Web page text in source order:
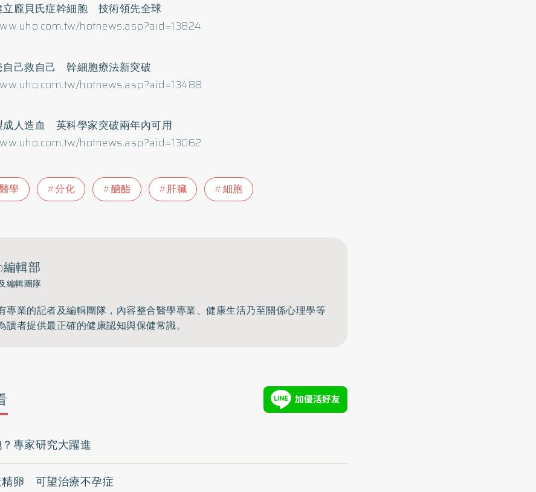
立龐貝氏症幹細胞 技術領先全球
hotnews.asp?aid=13824
自己救自己 幹細胞療法新突破
hotnews.asp?aid=13488
成人造血 英科學家突破兩年內可用
hotnews.asp?aid=13062
學 分化 醣酯 肝臟 細胞
輯部
編輯團隊
專業的記者及編輯團隊，內容整合醫學專業、健康生活乃至關係心理學等
讀者提供最正確的健康認知與保健常識。
專家研究大躍進
精卵 可望治療不孕症